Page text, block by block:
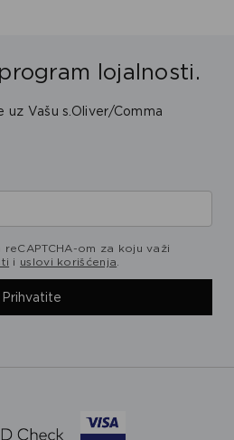
lojalnosti.
Vašu s.Oliver/Comma
om za koju važi
i uslovi korišćenja.
Prihvatite